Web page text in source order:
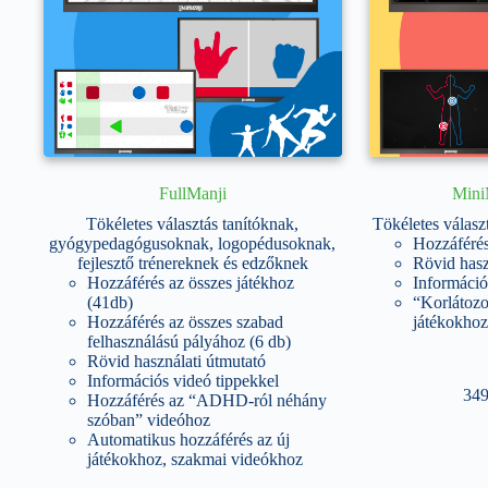
FullManji
Tökéletes választás tanítóknak,
gyógypedagógusoknak, logopédusoknak,
fejlesztő trénereknek és edzőknek
Hozzáférés az összes játékhoz
(41db)
Hozzáférés az összes szabad
felhasználású pályához (6 db)
Rövid használati útmutató
Információs videó tippekkel
Hozzáférés az “ADHD-ról néhány
szóban” videóhoz
Automatikus hozzáférés az új
játékokhoz, szakmai videókhoz
Tökéletes
Rövid